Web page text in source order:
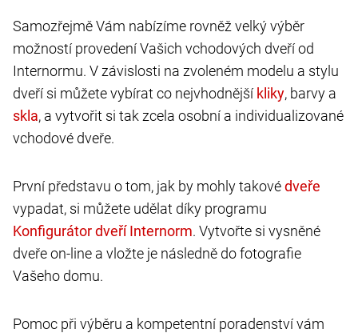
Samozřejmě Vám nabízíme rovněž velký výběr
možností provedení Vašich vchodových dveří od
Internormu. V závislosti na zvoleném modelu a stylu
dveří si můžete vybírat co nejvhodnější
, barvy a
, a vytvořit si tak zcela osobní a individualizované
vchodové dveře.
První představu o tom, jak by mohly takové
vypadat, si můžete udělat díky programu
. Vytvořte si vysněné
dveře on-line a vložte je následně do fotografie
Vašeho domu.
Pomoc při výběru a kompetentní poradenství vám